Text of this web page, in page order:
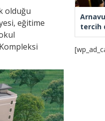
olduğu
eğitime
tercih